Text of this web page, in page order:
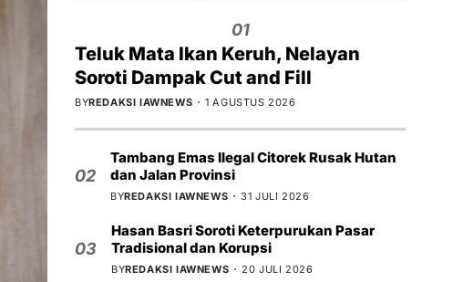
01
Teluk Mata Ikan Keruh, Nelayan
Soroti Dampak Cut and Fill
BYREDAKSI IAWNEWS 1 AGUSTUS 2026
02
Tambang Emas Ilegal Citorek Rusak Hutan
dan Jalan Provinsi
BYREDAKSI IAWNEWS 31 JULI 2026
03
Hasan Basri Soroti Keterpurukan Pasar
Tradisional dan Korupsi
BYREDAKSI IAWNEWS 20 JULI 2026